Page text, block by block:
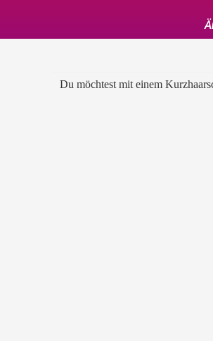
Du möchtest mit einem